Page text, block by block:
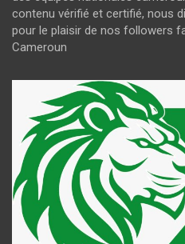
contenu vérifié et certifié, nous
pour le plaisir de nos followers
Cameroun